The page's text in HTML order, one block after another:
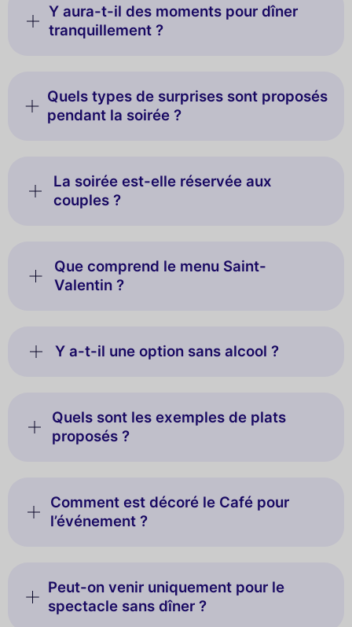
Y aura-t-il des moments pour dîner
tranquillement ?
Quels types de surprises sont proposés
pendant la soirée ?
La soirée est-elle réservée aux
couples ?
Que comprend le menu Saint-
Valentin ?
Y a-t-il une option sans alcool ?
Quels sont les exemples de plats
proposés ?
Comment est décoré le Café pour
l’événement ?
Peut-on venir uniquement pour le
spectacle sans dîner ?